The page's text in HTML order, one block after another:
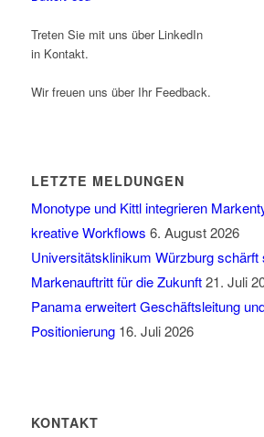
Treten Sie mit uns über LinkedIn
in Kontakt.
Wir freuen uns über Ihr Feedback.
LETZTE MELDUNGEN
Monotype und Kittl integrieren
kreative Workflows 6. August 2026
Universitätsklinikum Würzburg schärft
Markenauftritt für die Zukunft 21. Juli
Panama erweitert Geschäftsleitung
Positionierung 16. Juli 2026
KONTAKT